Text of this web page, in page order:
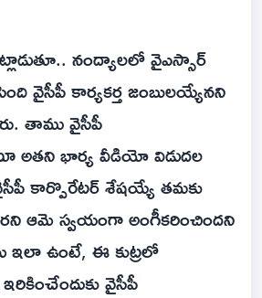
నంద్యాలలో వైఎస్సార్
వైసీపీ కార్యకర్త జంబులయ్యేనని
తాము వైసీపీ
అతని భార్య వీడియో విడుదల
కార్పొరేటర్ శేషయ్యే తమకు
ఆమె స్వయంగా అంగీకరించిందని
ఇలా ఉంటే, ఈ కుట్రలో
వైసీపీ